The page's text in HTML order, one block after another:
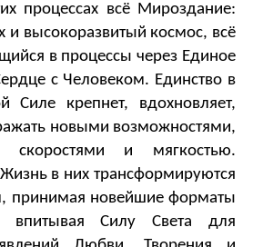
процессах всё Мироздание:
и высокоразвитый космос, всё
в процессы через Единое
с Человеком. Единство в
крепнет, вдохновляет,
новыми возможностями,
и мягкостью.
в них трансформируются
принимая новейшие форматы
впитывая Силу Света для